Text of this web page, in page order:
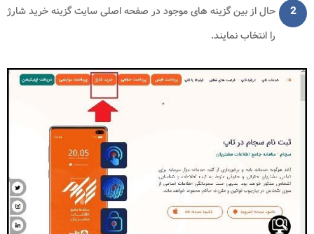
2
حال از بین گزینه های موجود در صفحه اصلی سایت گزینه خرید شارژ
را انتخاب نمایند.